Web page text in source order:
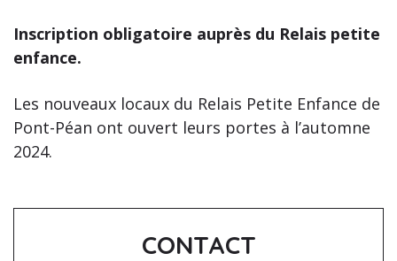
Inscription obligatoire auprès du Relais petite
enfance.
Les nouveaux locaux du Relais Petite Enfance de
Pont-Péan ont ouvert leurs portes à l’automne
2024.
CONTACT